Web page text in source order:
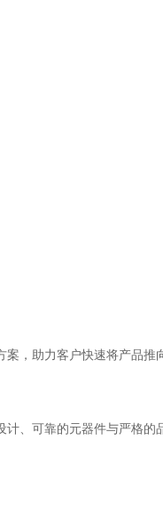
，助力客户快速将产品
、可靠的元器件与严格